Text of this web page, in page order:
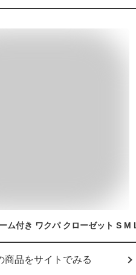
商品をサイトでみる